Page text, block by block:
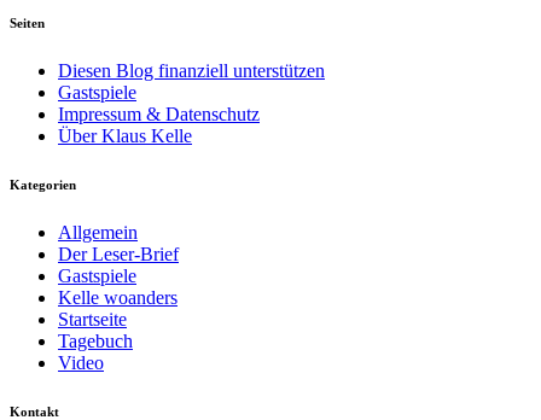
Seiten
Diesen Blog finanziell unterstützen
Gastspiele
Impressum & Datenschutz
Über Klaus Kelle
Kategorien
Allgemein
Der Leser-Brief
Gastspiele
Kelle woanders
Startseite
Tagebuch
Video
Kontakt